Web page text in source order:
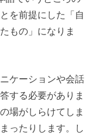
を前提にした「自
もの」になりま
ケーションや会話
する必要がありま
場がしらけてしま
ったりします。し